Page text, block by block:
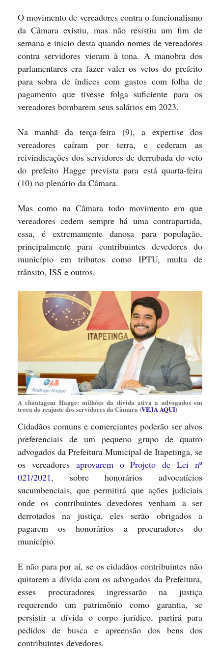
O movimento de vereadores contra o funcionalismo
da Câmara existiu, mas não resistiu um fim de
semana e inicio desta quando nomes de vereadores
contra servidores vieram à tona. A manobra dos
parlamentares era fazer valer os vetos do prefeito
para sobra de índices com gastos com folha de
pagamento que tivesse folga suficiente para os
vereadores bombarem seus salários em 2023.
Na manhã da terça-feira (9), a expertise dos
vereadores caíram por terra, e cederam as
reivindicações dos servidores de derrubada do veto
do prefeito Hagge prevista para está quarta-feira
(10) no plenário da Câmara.
Mas como na Câmara todo movimento em que
vereadores cedem sempre há uma contrapartida,
essa, é extremamente danosa para população,
principalmente para contribuintes devedores do
município em tributos como IPTU, multa de
trânsito, ISS e outros.
A chantagem Hagge: milhões da dívida ativa a advogados em
troca do reajuste dos servidores da Câmara (VEJA AQUI)
Cidadãos comuns e comerciantes poderão ser alvos
preferenciais de um pequeno grupo de quatro
advogados da Prefeitura Municipal de Itapetinga, se
os vereadores aprovarem o Projeto de Lei nº
021/2021, sobre honorários advocatícios
sucumbenciais, que permitirá que ações judiciais
onde os contribuintes devedores venham a ser
derrotados na justiça, eles serão obrigados a
pagarem os honorários a procuradores do
município.
E não para por aí, se os cidadãos contribuintes não
quitarem a dívida com os advogados da Prefeitura,
esses procuradores ingressarão na justiça
requerendo um patrimônio como garantia, se
persistir a dívida o corpo jurídico, partirá para
pedidos de busca e apreensão dos bens dos
contribuintes devedores.